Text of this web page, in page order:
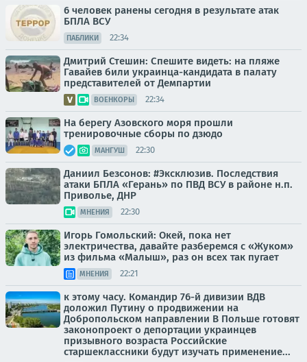
6 человек ранены сегодня в результате атак
БПЛА ВСУ
ПАБЛИКИ 22:34
Дмитрий Стешин: Спешите видеть: на пляже
Гавайев били украинца-кандидата в палату
представителей от Демпартии
ВОЕНКОРЫ 22:34
На берегу Азовского моря прошли
тренировочные сборы по дзюдо
МАНГУШ 22:30
Даниил Безсонов: #Эксклюзив. Последствия
атаки БПЛА «Герань» по ПВД ВСУ в районе н.п.
Приволье, ДНР
МНЕНИЯ 22:30
Игорь Гомольский: Окей, пока нет
электричества, давайте разберемся с «Жуком»
из фильма «Малыш», раз он всех так пугает
МНЕНИЯ 22:21
к этому часу. Командир 76-й дивизии ВДВ
доложил Путину о продвижении на
Добропольском направлении В Польше готовят
законопроект о депортации украинцев
призывного возраста Российские
старшеклассники будут изучать применение...